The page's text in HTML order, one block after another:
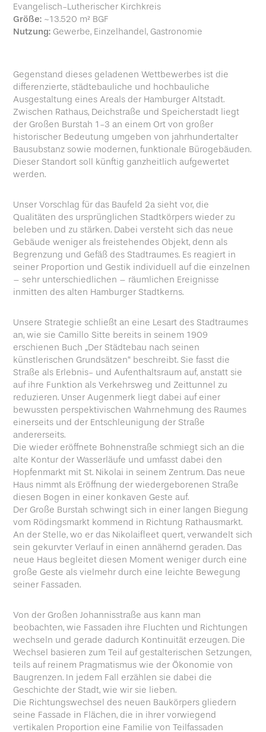
Evangelisch-Lutherischer Kirchkreis
Größe: ~13.520 m² BGF
Nutzung: Gewerbe, Einzelhandel, Gastronomie
Gegenstand dieses geladenen Wettbewerbes ist die
differenzierte, städtebauliche und hochbauliche
Ausgestaltung eines Areals der Hamburger Altstadt.
Zwischen Rathaus, Deichstraße und Speicherstadt liegt
der Großen Burstah 1-3 an einem Ort von großer
historischer Bedeutung umgeben von jahrhundertalter
Bausubstanz sowie modernen, funktionale Bürogebäuden.
Dieser Standort soll künftig ganzheitlich aufgewertet
werden.
Unser Vorschlag für das Baufeld 2a sieht vor, die
Qualitäten des ursprünglichen Stadtkörpers wieder zu
beleben und zu stärken. Dabei versteht sich das neue
Gebäude weniger als freistehendes Objekt, denn als
Begrenzung und Gefäß des Stadtraumes. Es reagiert in
seiner Proportion und Gestik individuell auf die einzelnen
– sehr unterschiedlichen – räumlichen Ereignisse
inmitten des alten Hamburger Stadtkerns.
Unsere Strategie schließt an eine Lesart des Stadtraumes
an, wie sie Camillo Sitte bereits in seinem 1909
erschienen Buch „Der Städtebau nach seinen
künstlerischen Grundsätzen“ beschreibt. Sie fasst die
Straße als Erlebnis- und Aufenthaltsraum auf, anstatt sie
auf ihre Funktion als Verkehrsweg und Zeittunnel zu
reduzieren. Unser Augenmerk liegt dabei auf einer
bewussten perspektivischen Wahrnehmung des Raumes
einerseits und der Entschleunigung der Straße
andererseits.
Die wieder eröffnete Bohnenstraße schmiegt sich an die
alte Kontur der Wasserläufe und umfasst dabei den
Hopfenmarkt mit St. Nikolai in seinem Zentrum. Das neue
Haus nimmt als Eröffnung der wiedergeborenen Straße
diesen Bogen in einer konkaven Geste auf.
Der Große Burstah schwingt sich in einer langen Biegung
vom Rödingsmarkt kommend in Richtung Rathausmarkt.
An der Stelle, wo er das Nikolaifleet quert, verwandelt sich
sein gekurvter Verlauf in einen annähernd geraden. Das
neue Haus begleitet diesen Moment weniger durch eine
große Geste als vielmehr durch eine leichte Bewegung
seiner Fassaden.
Von der Großen Johannisstraße aus kann man
beobachten, wie Fassaden ihre Fluchten und Richtungen
wechseln und gerade dadurch Kontinuität erzeugen. Die
Wechsel basieren zum Teil auf gestalterischen Setzungen,
teils auf reinem Pragmatismus wie der Ökonomie von
Baugrenzen. In jedem Fall erzählen sie dabei die
Geschichte der Stadt, wie wir sie lieben.
Die Richtungswechsel des neuen Baukörpers gliedern
seine Fassade in Flächen, die in ihrer vorwiegend
vertikalen Proportion eine Familie von Teilfassaden